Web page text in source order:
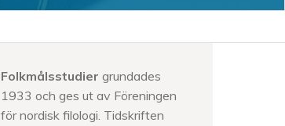
Folkmålsstudier grundades
1933 och ges ut av Föreningen
för nordisk filologi. Tidskriften